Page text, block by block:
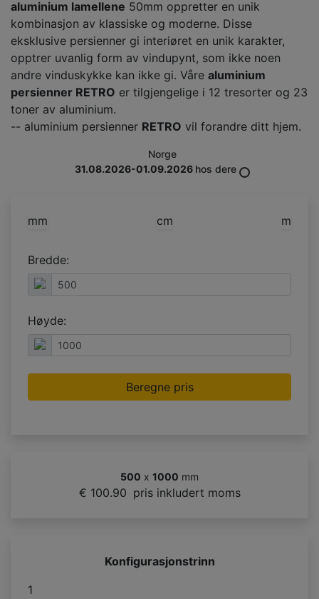
aluminium lamellene 50mm oppretter en unik
kombinasjon av klassiske og moderne. Disse
eksklusive persienner gi interiøret en unik karakter,
opptrer uvanlig form av vindupynt, som ikke noen
andre vinduskykke kan ikke gi. Våre aluminium
persienner RETRO er tilgjengelige i 12 tresorter og 23
toner av aluminium.
-- aluminium persienner RETRO vil forandre ditt hjem.
Norge
31.08.2026-01.09.2026 hos dere
mm cm m
Bredde:
Høyde:
Beregne pris
500 x 1000 mm
€ 100.90 pris inkludert moms
Konfigurasjonstrinn
1